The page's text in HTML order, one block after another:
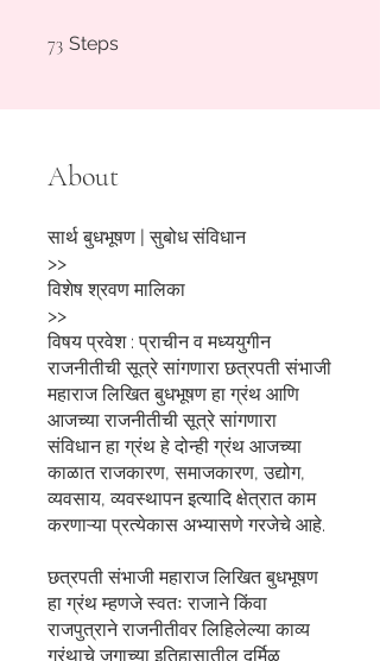
73 Steps
About
सार्थ बुधभूषण | सुबोध संविधान
>>
विशेष श्रवण मालिका
>>
विषय प्रवेश : प्राचीन व मध्ययुगीन
राजनीतीची सूत्रे सांगणारा छत्रपती संभाजी
महाराज लिखित बुधभूषण हा ग्रंथ आणि
आजच्या राजनीतीची सूत्रे सांगणारा
संविधान हा ग्रंथ हे दोन्ही ग्रंथ आजच्या
काळात राजकारण, समाजकारण, उद्योग,
व्यवसाय, व्यवस्थापन इत्यादि क्षेत्रात काम
करणाऱ्या प्रत्येकास अभ्यासणे गरजेचे आहे.
छत्रपती संभाजी महाराज लिखित बुधभूषण
हा ग्रंथ म्हणजे स्वतः राजाने किंवा
राजपुत्राने राजनीतीवर लिहिलेल्या काव्य
ग्रंथाचे जगाच्या इतिहासातील दुर्मिळ